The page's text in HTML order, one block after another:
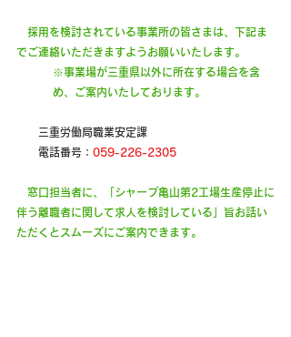
採用を検討されている事業所の皆さまは、下記ま
でご連絡いただきますようお願いいたします。
※事業場が三重県以外に所在する場合を含
め、ご案内いたしております。
三重労働局職業安定課
電話番号： 059-226-2305
窓口担当者に、「シャープ亀山第2工場生産停止に
伴う離職者に関して求人を検討している」旨お話い
ただくとスムーズにご案内できます。